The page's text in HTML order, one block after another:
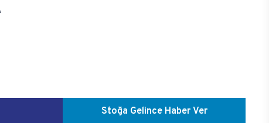
Stoğa Gelince Haber Ver